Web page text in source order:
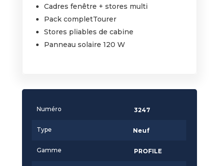
Cadres fenêtre + stores multi
Pack completTourer
Stores pliables de cabine
Panneau solaire 120 W
Numéro 3247
Type Neuf
Gamme PROFILE